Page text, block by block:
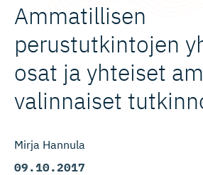
Ammatillisen
perustutkintojen
osat ja yhteiset
valinnaiset
Mirja Hannula
09.10.2017